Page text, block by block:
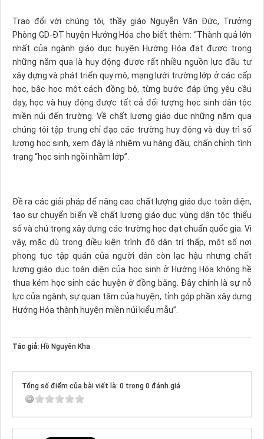
Trao đổi với chúng tôi, thầy giáo Nguyễn Văn Đức, Trưởng
Phòng GD-ĐT huyện Hướng Hóa cho biết thêm: “Thành quả lớn
nhất của ngành giáo dục huyện Hướng Hóa đạt được trong
những năm qua là huy động được rất nhiều nguồn lực đầu tư
xây dựng và phát triển quy mô, mạng lưới trường lớp ở các cấp
học, bậc học một cách đồng bộ, từng bước đáp ứng yêu cầu
dạy, học và huy động được tất cả đối tượng học sinh dân tộc
miền núi đến trường. Về chất lượng giáo dục những năm qua
chúng tôi tập trung chỉ đạo các trường huy động và duy trì số
lượng học sinh, xem đây là nhiệm vụ hàng đầu; chấn chỉnh tình
trạng “học sinh ngồi nhầm lớp”.
Đề ra các giải pháp để nâng cao chất lượng giáo dục toàn diện,
tạo sự chuyển biến về chất lượng giáo dục vùng dân tộc thiểu
số và chú trọng xây dựng các trường học đạt chuẩn quốc gia. Vì
vậy, mặc dù trong điều kiện trình độ dân trí thấp, một số nơi
phong tục tập quán của người dân còn lạc hậu nhưng chất
lượng giáo dục toàn diện của học sinh ở Hướng Hóa không hề
thua kém học sinh các huyện ở đồng bằng. Đây chính là sự nỗ
lực của ngành, sự quan tâm của huyện, tỉnh góp phần xây dựng
Hướng Hóa thành huyện miền núi kiểu mẫu”.
Tác giả: Hồ Nguyên Kha
Tổng số điểm của bài viết là: 0 trong 0 đánh giá